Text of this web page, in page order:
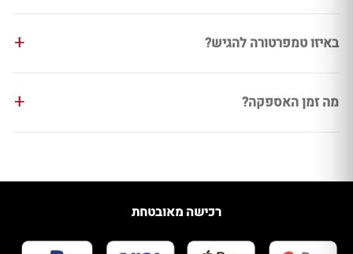
באיזו טמפרטורה להגיש?
מה זמן האספקה?
רכישה מאובטחת